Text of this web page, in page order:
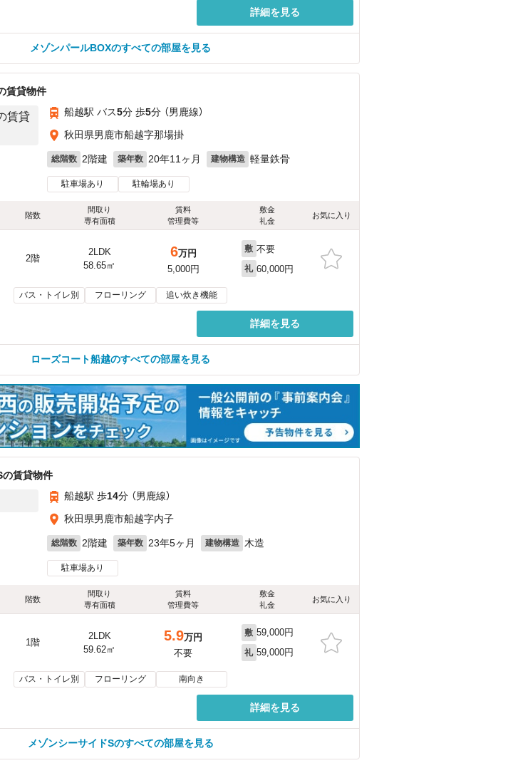
詳細を見る
メゾンパールBOXのすべての部屋を見る
賃貸物件
船越駅 バス5分 歩5分 （男鹿線）
秋田県男鹿市船越字那場掛
総階数 2階建 築年数 20年11ヶ月 建物構造 軽量鉄骨
駐車場あり 駐輪場あり
階数
間取り
専有面積
賃料
管理費等
敷金
礼金
お気に入り
2階
2LDK
58.65㎡
6万円
5,000円
敷 不要
礼 60,000円
バス・トイレ別 フローリング 追い炊き機能
詳細を見る
ローズコート船越のすべての部屋を見る
の賃貸物件
船越駅 歩14分 （男鹿線）
秋田県男鹿市船越字内子
総階数 2階建 築年数 23年5ヶ月 建物構造 木造
駐車場あり
階数
間取り
専有面積
賃料
管理費等
敷金
礼金
お気に入り
1階
2LDK
59.62㎡
5.9万円
不要
敷 59,000円
礼 59,000円
バス・トイレ別 フローリング 南向き
詳細を見る
メゾンシーサイドSのすべての部屋を見る